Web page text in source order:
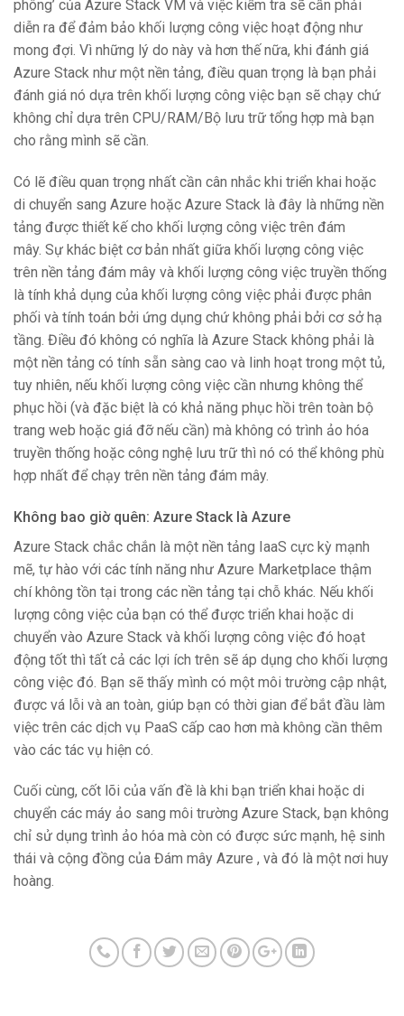
phông’ của Azure Stack VM và việc kiểm tra sẽ cần phải
diễn ra để đảm bảo khối lượng công việc hoạt động như
mong đợi. Vì những lý do này và hơn thế nữa, khi đánh giá
Azure Stack như một nền tảng, điều quan trọng là bạn phải
đánh giá nó dựa trên khối lượng công việc bạn sẽ chạy chứ
không chỉ dựa trên CPU/RAM/Bộ lưu trữ tổng hợp mà bạn
cho rằng mình sẽ cần.
Có lẽ điều quan trọng nhất cần cân nhắc khi triển khai hoặc
di chuyển sang Azure hoặc Azure Stack là đây là những nền
tảng được thiết kế cho khối lượng công việc trên đám
mây. Sự khác biệt cơ bản nhất giữa khối lượng công việc
trên nền tảng đám mây và khối lượng công việc truyền thống
là tính khả dụng của khối lượng công việc phải được phân
phối và tính toán bởi ứng dụng chứ không phải bởi cơ sở hạ
tầng. Điều đó không có nghĩa là Azure Stack không phải là
một nền tảng có tính sẵn sàng cao và linh hoạt trong một tủ,
tuy nhiên, nếu khối lượng công việc cần nhưng không thể
phục hồi (và đặc biệt là có khả năng phục hồi trên toàn bộ
trang web hoặc giá đỡ nếu cần) mà không có trình ảo hóa
truyền thống hoặc công nghệ lưu trữ thì nó có thể không phù
hợp nhất để chạy trên nền tảng đám mây.
Không bao giờ quên: Azure Stack là Azure
Azure Stack chắc chắn là một nền tảng IaaS cực kỳ mạnh
mẽ, tự hào với các tính năng như Azure Marketplace thậm
chí không tồn tại trong các nền tảng tại chỗ khác. Nếu khối
lượng công việc của bạn có thể được triển khai hoặc di
chuyển vào Azure Stack và khối lượng công việc đó hoạt
động tốt thì tất cả các lợi ích trên sẽ áp dụng cho khối lượng
công việc đó. Bạn sẽ thấy mình có một môi trường cập nhật,
được vá lỗi và an toàn, giúp bạn có thời gian để bắt đầu làm
việc trên các dịch vụ PaaS cấp cao hơn mà không cần thêm
vào các tác vụ hiện có.
Cuối cùng, cốt lõi của vấn đề là khi bạn triển khai hoặc di
chuyển các máy ảo sang môi trường Azure Stack, bạn không
chỉ sử dụng trình ảo hóa mà còn có được sức mạnh, hệ sinh
thái và cộng đồng của Đám mây Azure , và đó là một nơi huy
hoàng.